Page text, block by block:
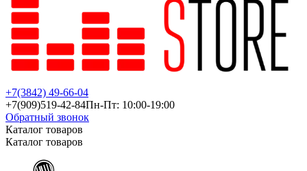
+7(3842) 49-66-04
+7(909)519-42-84Пн-Пт: 10:00-19:00
Обратный звонок
Каталог товаров
Каталог товаров